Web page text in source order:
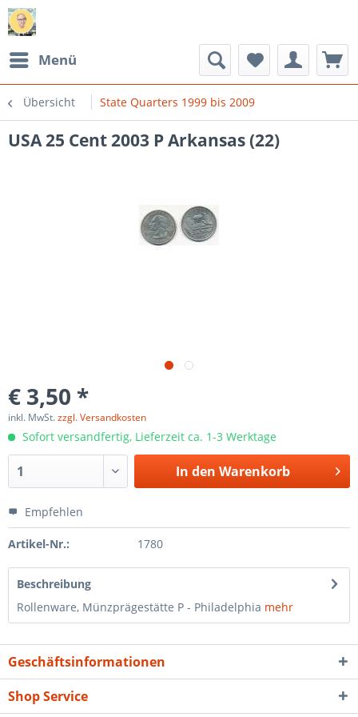
Menü
Übersicht State Quarters 1999 bis 2009
USA 25 Cent 2003 P Arkansas (22)
€ 3,50 *
inkl. MwSt.zzgl. Versandkosten
Sofort versandfertig, Lieferzeit ca. 1-3 Werktage
In den Warenkorb
Empfehlen
Artikel-Nr.: 1780
Beschreibung
Rollenware, Münzprägestätte P - Philadelphia mehr
Geschäftsinformationen
Shop Service